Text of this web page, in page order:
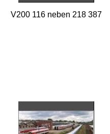
V200 116 neben 218 387